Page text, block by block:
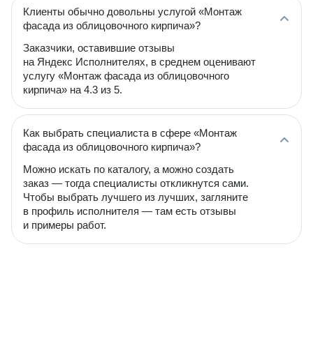
Клиенты обычно довольны услугой «Монтаж
фасада из облицовочного кирпича»?
Заказчики, оставившие отзывы
на Яндекс Исполнителях, в среднем оценивают
услугу «Монтаж фасада из облицовочного
кирпича» на 4.3 из 5.
Как выбрать специалиста в сфере «Монтаж
фасада из облицовочного кирпича»?
Можно искать по каталогу, а можно создать
заказ — тогда специалисты откликнутся сами.
Чтобы выбрать лучшего из лучших, загляните
в профиль исполнителя — там есть отзывы
и примеры работ.